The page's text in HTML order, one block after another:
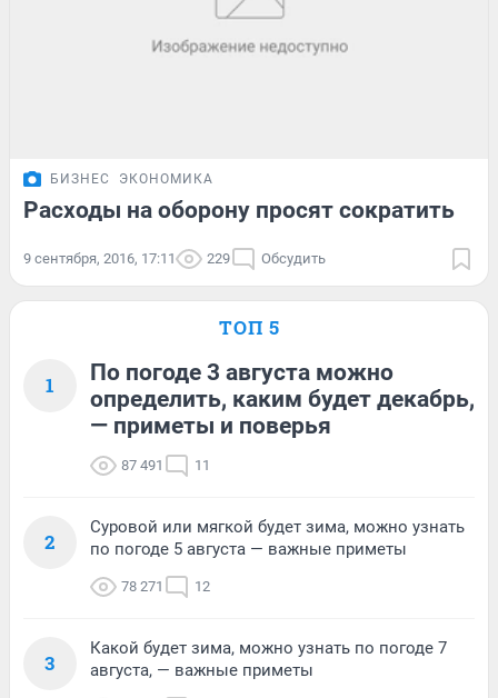
БИЗНЕС ЭКОНОМИКА
Расходы на оборону просят сократить
9 сентября, 2016, 17:11 229 Обсудить
ТОП 5
1
По погоде 3 августа можно
определить, каким будет декабрь,
— приметы и поверья
87 491 11
2
Суровой или мягкой будет зима, можно узнать
по погоде 5 августа — важные приметы
78 271 12
3
Какой будет зима, можно узнать по погоде 7
августа, — важные приметы